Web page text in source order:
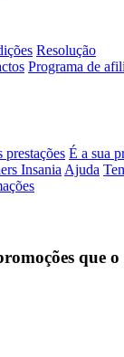
Resolução
Programa de
prestações É a sua
Insania Ajuda
que o